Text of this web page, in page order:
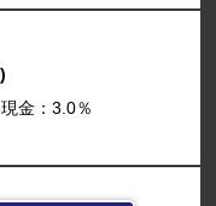
金：3.0％